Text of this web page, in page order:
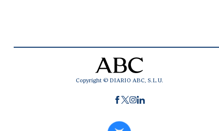
Copyright © DIARIO ABC, S.L.U.